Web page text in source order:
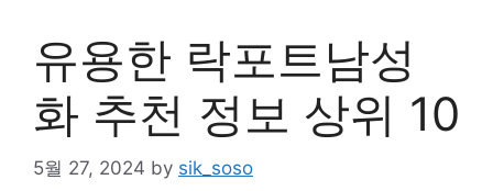
유용한 락포트남성
화 추천 정보 상위 10
5월 27, 2024 by sik_soso